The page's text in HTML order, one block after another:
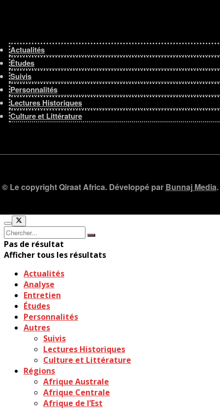
Actualités
Études
Suivis
Personnalités
Lectures Historiques
Culture et Littérature
© Le copyright Qiraat Africa. Développé par Bunnaj Media.
Pas de résultat
Afficher tous les résultats
Actualités
Analyse
Entretien
Études
Personnalités
Autres
Suivis
Lectures Historiques
Culture et Littérature
Régions
Afrique Australe
Afrique Centrale
Afrique de l’Est